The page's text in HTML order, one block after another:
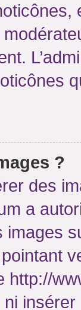
?
des
a
images
http://